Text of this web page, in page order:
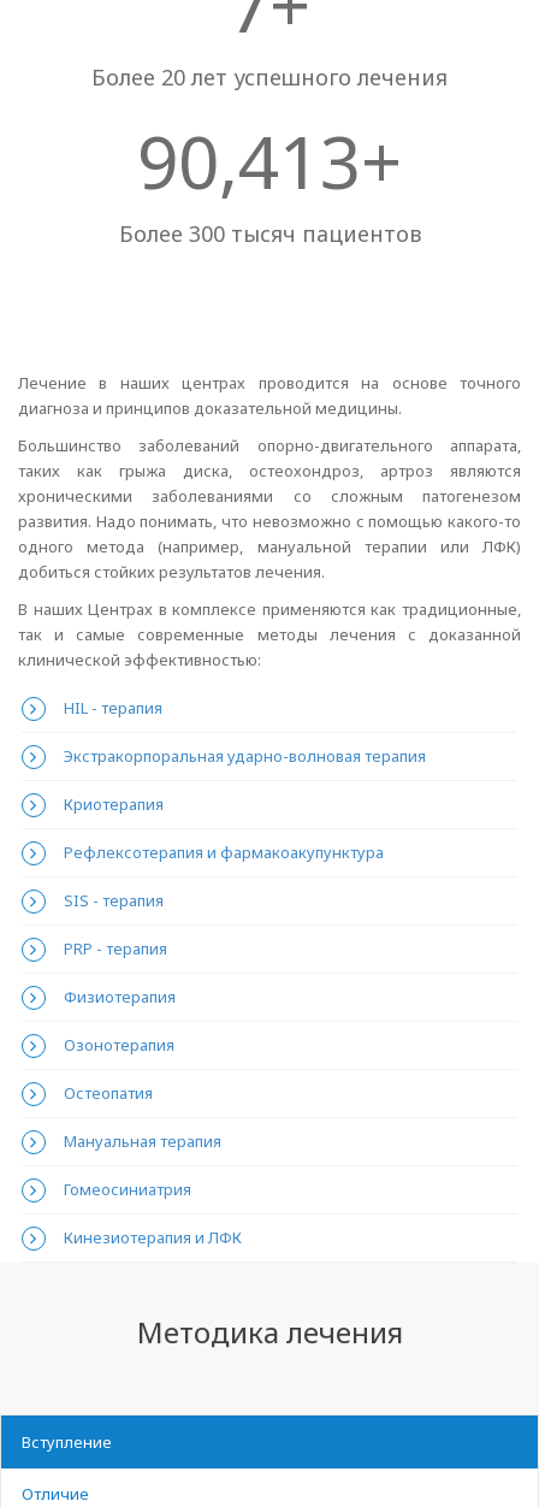
Более 20 лет успешного лечения
111,246+
Более 300 тысяч пациентов
Лечение в наших центрах проводится на основе точного
диагноза и принципов доказательной медицины.
Большинство заболеваний опорно-двигательного аппарата,
таких как грыжа диска, остеохондроз, артроз являются
хроническими заболеваниями со сложным патогенезом
развития. Надо понимать, что невозможно с помощью какого-то
одного метода (например, мануальной терапии или ЛФК)
добиться стойких результатов лечения.
В наших Центрах в комплексе применяются как традиционные,
так и самые современные методы лечения с доказанной
клинической эффективностью:
HIL - терапия
Экстракорпоральная ударно-волновая терапия
Криотерапия
Рефлексотерапия и фармакоакупунктура
SIS - терапия
PRP - терапия
Физиотерапия
Озонотерапия
Остеопатия
Мануальная терапия
Гомеосиниатрия
Кинезиотерапия и ЛФК
Методика лечения
Вступление
Отличие